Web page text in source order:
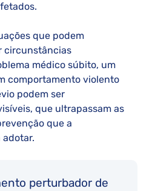
que podem
circunstâncias
médico súbito, um
comportamento violento
podem ser
que ultrapassam as
que a
perturbador de